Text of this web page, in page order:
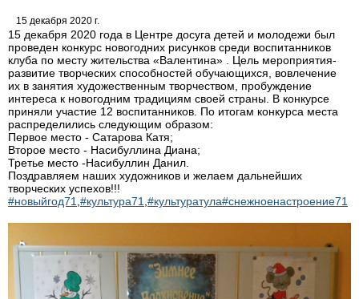
15 декабря 2020 г.
15 декабря 2020 года в Центре досуга детей и молодежи был
проведен конкурс новогодних рисунков среди воспитанников
клуба по месту жительства «Валентина» . Цель мероприятия-
развитие творческих способностей обучающихся, вовлечение
их в занятия художественным творчеством, пробуждение
интереса к новогодним традициям своей страны. В конкурсе
приняли участие 12 воспитанников. По итогам конкурса места
распределились следующим образом:
Первое место - Сатарова Катя;
Второе место - Насибуллина Диана;
Третье место -Насибуллин Данил.
Поздравляем наших художников и желаем дальнейших
творческих успехов!!!
#новыйгод71,#культура71,#культуратула#снежноенастроение71